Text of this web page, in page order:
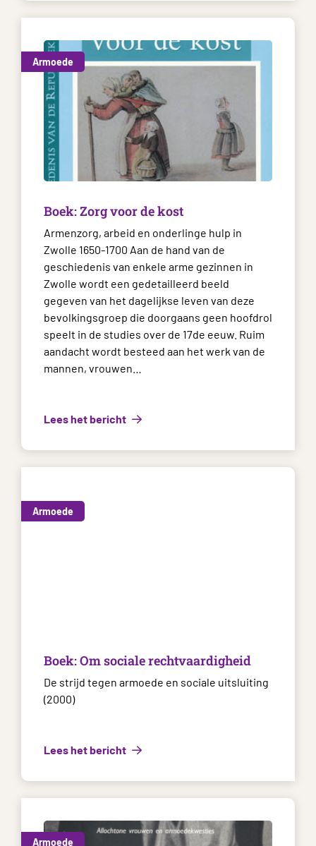
Armoede
Boek: Zorg voor de kost
Armenzorg, arbeid en onderlinge hulp in
Zwolle 1650-1700 Aan de hand van de
geschiedenis van enkele arme gezinnen in
Zwolle wordt een gedetailleerd beeld
gegeven van het dagelijkse leven van deze
bevolkingsgroep die doorgaans geen hoofdrol
speelt in de studies over de 17de eeuw. Ruim
aandacht wordt besteed aan het werk van de
mannen, vrouwen…
Lees het bericht
Armoede
Boek: Om sociale rechtvaardigheid
De strijd tegen armoede en sociale uitsluiting
(2000)
Lees het bericht
Armoede